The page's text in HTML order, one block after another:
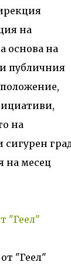
на
основа на
публичния
на
на месец
"Геел"
"Геел"